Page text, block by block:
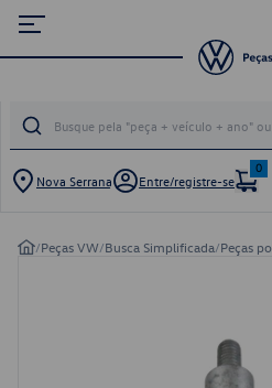
Nova Serrana Entre/registre-se
0
/Peças VW/Busca Simplificada/Peças